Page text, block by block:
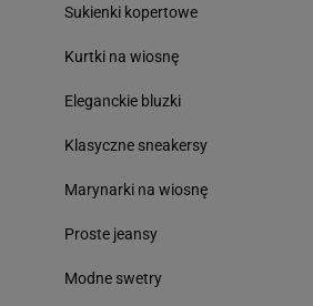
Sukienki kopertowe
Kurtki na wiosnę
Eleganckie bluzki
Klasyczne sneakersy
Marynarki na wiosnę
Proste jeansy
Modne swetry